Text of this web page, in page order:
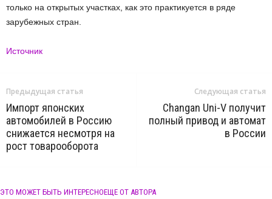
только на открытых участках, как это практикуется в ряде
зарубежных стран.
Источник
Предыдущая статья
Импорт японских
автомобилей в Россию
снижается несмотря на
рост товарооборота
Следующая статья
Changan Uni-V получит
полный привод и автомат
в России
ЭТО МОЖЕТ БЫТЬ ИНТЕРЕСНОЕЩЕ ОТ АВТОРА